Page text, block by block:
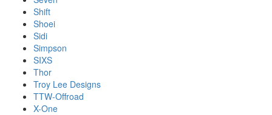
Shift
Shoei
Sidi
Simpson
SIXS
Thor
Troy Lee Designs
TTW-Offroad
X-One